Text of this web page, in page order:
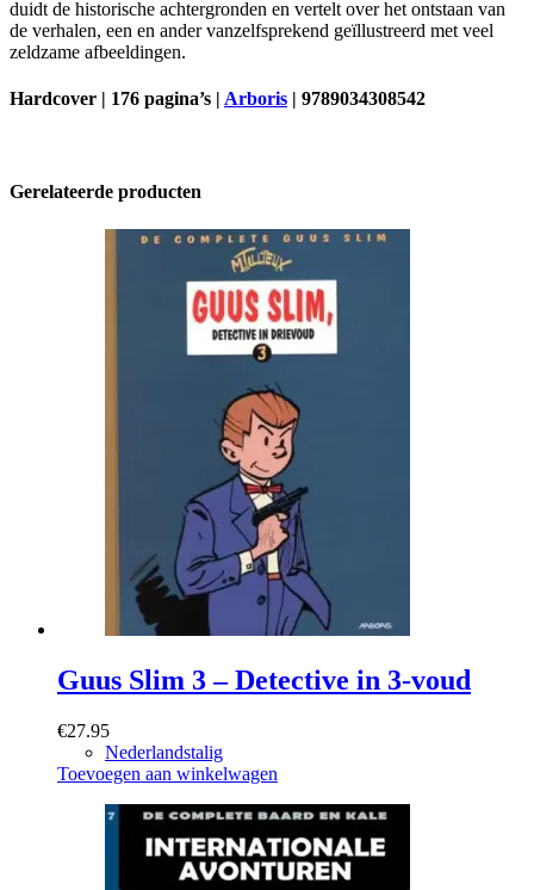
duidt de historische achtergronden en vertelt over het ontstaan van
de verhalen, een en ander vanzelfsprekend geïllustreerd met veel
zeldzame afbeeldingen.
Hardcover | 176 pagina’s | Arboris | 9789034308542
Gerelateerde producten
Guus Slim 3 – Detective in 3-voud
€27.95
Nederlandstalig
Toevoegen aan winkelwagen